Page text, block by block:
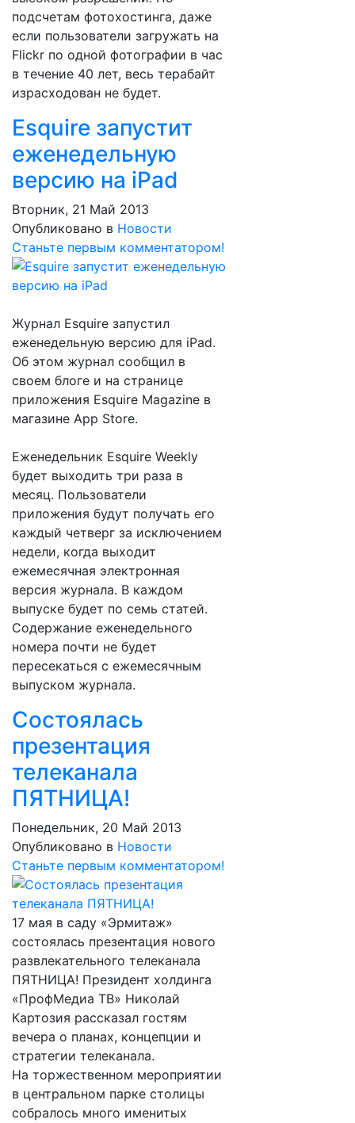
подсчетам фотохостинга, даже
если пользователи загружать на
Flickr по одной фотографии в час
в течение 40 лет, весь терабайт
израсходован не будет.
Esquire запустит
еженедельную
версию на iPad
Вторник, 21 Май 2013
Опубликовано в Новости
Станьте первым комментатором!
Журнал Esquire запустил
еженедельную версию для iPad.
Об этом журнал сообщил в
своем блоге и на странице
приложения Esquire Magazine в
магазине App Store.
Еженедельник Esquire Weekly
будет выходить три раза в
месяц. Пользователи
приложения будут получать его
каждый четверг за исключением
недели, когда выходит
ежемесячная электронная
версия журнала. В каждом
выпуске будет по семь статей.
Содержание еженедельного
номера почти не будет
пересекаться с ежемесячным
выпуском журнала.
Состоялась
презентация
телеканала
ПЯТНИЦА!
Понедельник, 20 Май 2013
Опубликовано в Новости
Станьте первым комментатором!
17 мая в саду «Эрмитаж»
состоялась презентация нового
развлекательного телеканала
ПЯТНИЦА! Президент холдинга
«ПрофМедиа ТВ» Николай
Картозия рассказал гостям
вечера о планах, концепции и
стратегии телеканала.
На торжественном мероприятии
в центральном парке столицы
собралось много именитых